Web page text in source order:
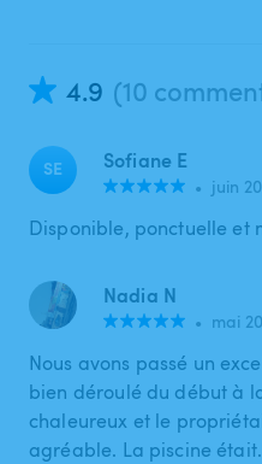
4.9 (10
SE Sofiane E
• juin
Disponible, ponctuelle et
Nadia N
• mai
Nous avons passé un
bien déroulé du début à
chaleureux et le
agréable. La piscine